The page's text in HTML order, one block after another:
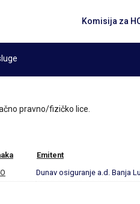
Komisija za
pravno/fizičko lice.
Emitent
Dunav osiguranje a.d. Banja